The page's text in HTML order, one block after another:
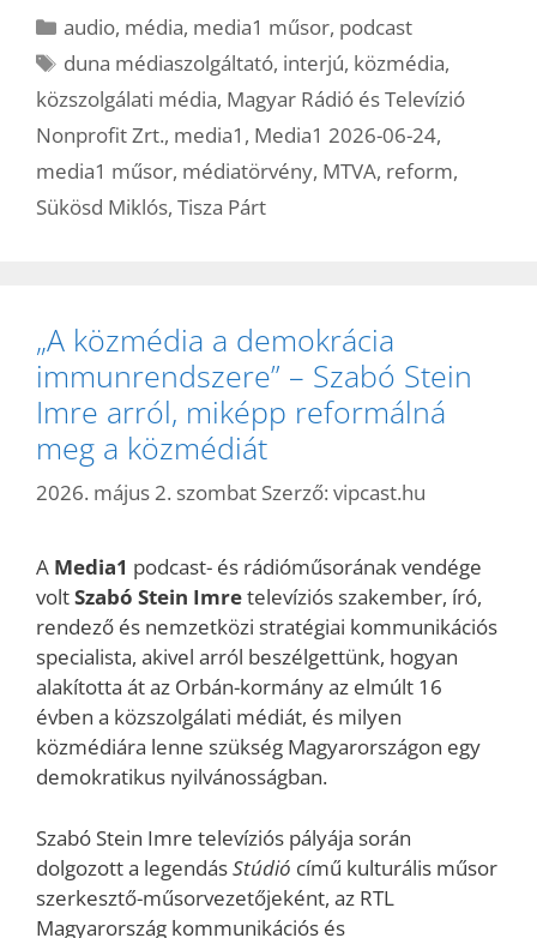
Kategória
audio, média, media1 műsor, podcast
Címkék
duna médiaszolgáltató, interjú, közmédia,
közszolgálati média, Magyar Rádió és Televízió
Nonprofit Zrt., media1 , Media1 2026-06-24,
media1 műsor, médiatörvény, MTVA, reform,
Sükösd Miklós, Tisza Párt
„A közmédia a demokrácia
immunrendszere” – Szabó Stein
Imre arról, miképp reformálná
meg a közmédiát
2026. május 2. szombat Szerző: vipcast.hu
A Media1 podcast- és rádióműsorának vendége
voltSzabó Stein Imretelevíziós szakember, író,
rendező és nemzetközi stratégiai kommunikációs
specialista, akivel arról beszélgettünk, hogyan
alakította át az Orbán-kormány az elmúlt 16
évben a közszolgálati médiát, és milyen
közmédiára lenne szükség Magyarországon egy
demokratikus nyilvánosságban.
Szabó Stein Imre televíziós pályája során
dolgozott a legendásStúdió című kulturális műsor
szerkesztő-műsorvezetőjeként, az RTL
Magyarország kommunikációs és